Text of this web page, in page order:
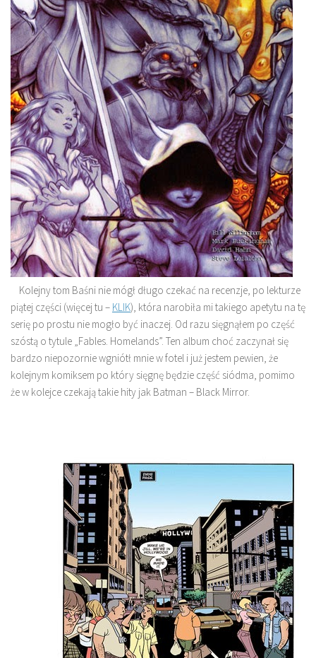
Kolejny tom Baśni nie mógł długo czekać na recenzje, po lekturze
piątej części (więcej tu – KLIK), która narobiła mi takiego apetytu na tę
serię po prostu nie mogło być inaczej. Od razu sięgnąłem po część
szóstą o tytule „Fables. Homelands”. Ten album choć zaczynał się
bardzo niepozornie wgniótł mnie w fotel i już jestem pewien, że
kolejnym komiksem po który sięgnę będzie część siódma, pomimo
że w kolejce czekają takie hity jak Batman – Black Mirror.